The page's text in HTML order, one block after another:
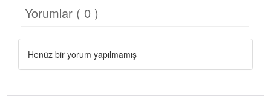
Yorumlar ( 0 )
Henüz bir yorum yapılmamış